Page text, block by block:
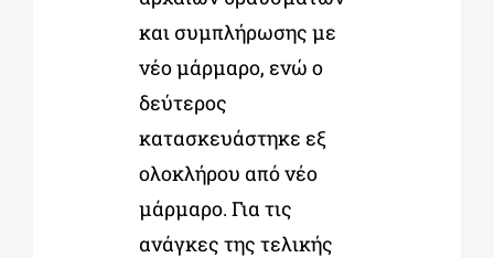
και συμπλήρωσης με
νέο μάρμαρο, ενώ ο
δεύτερος
κατασκευάστηκε εξ
ολοκλήρου από νέο
μάρμαρο. Για τις
ανάγκες της τελικής